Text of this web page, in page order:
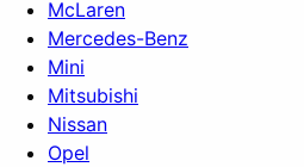
McLaren
Mercedes-Benz
Mini
Mitsubishi
Nissan
Opel